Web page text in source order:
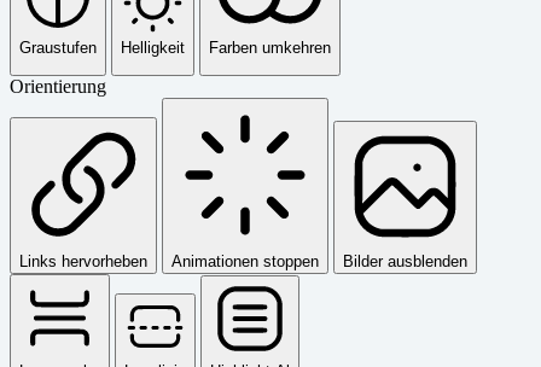
Graustufen Helligkeit Farben umkehren
Orientierung
Links hervorheben Animationen stoppen Bilder ausblenden